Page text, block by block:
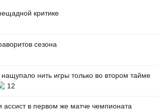
критике
сезона
нить игры только во втором тайме
12
в первом же матче чемпионата